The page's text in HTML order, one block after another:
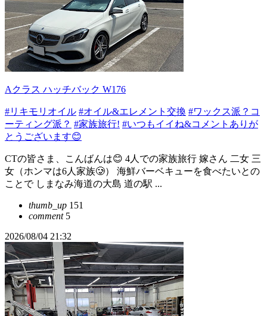
Aクラス ハッチバック W176
#リキモリオイル #オイル&エレメント交換 #ワックス派？コ
ーティング派？ #家族旅行! #いつもイイね&コメントありが
とうございます😊
CTの皆さま、こんばんは😊 4人での家族旅行 嫁さん 二女 三
女（ホンマは6人家族🥲） 海鮮バーベキューを食べたいとの
ことで しまなみ海道の大島 道の駅 ...
thumb_up 151
comment5
2026/08/04 21:32